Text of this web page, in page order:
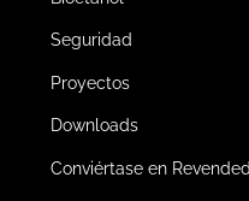
Seguridad
Proyectos
Downloads
Conviértase en